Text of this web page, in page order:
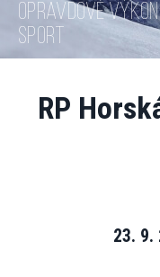
OPRAVDOVÉ
SPORT
RP
23. 9.